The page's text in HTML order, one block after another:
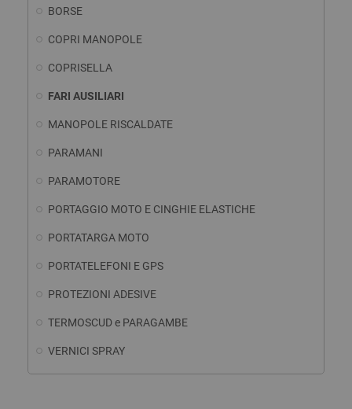
BORSE
COPRI MANOPOLE
COPRISELLA
FARI AUSILIARI
MANOPOLE RISCALDATE
PARAMANI
PARAMOTORE
PORTAGGIO MOTO E CINGHIE ELASTICHE
PORTATARGA MOTO
PORTATELEFONI E GPS
PROTEZIONI ADESIVE
TERMOSCUD e PARAGAMBE
VERNICI SPRAY